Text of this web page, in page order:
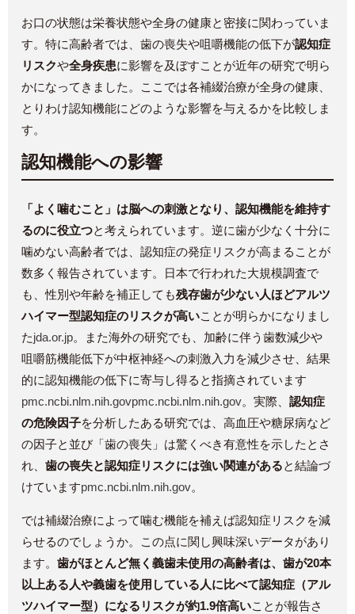
お口の状態は栄養状態や全身の健康と密接に関わっていま
す。特に高齢者では、歯の喪失や咀嚼機能の低下が認知症
リスクや全身疾患に影響を及ぼすことが近年の研究で明ら
かになってきました。ここでは各補綴治療が全身の健康、
とりわけ認知機能にどのような影響を与えるかを比較しま
す。
認知機能への影響
「よく噛むこと」は脳への刺激となり、認知機能を維持す
るのに役立つと考えられています。逆に歯が少なく十分に
噛めない高齢者では、認知症の発症リスクが高まることが
数多く報告されています。日本で行われた大規模調査で
も、性別や年齢を補正しても残存歯が少ない人ほどアルツ
ハイマー型認知症のリスクが高いことが明らかになりまし
た​jda.or.jp。また海外の研究でも、加齢に伴う歯数減少や
咀嚼筋機能低下が中枢神経への刺激入力を減少させ、結果
的に認知機能の低下に寄与し得ると指摘されています​
pmc.ncbi.nlm.nih.govpmc.ncbi.nlm.nih.gov。実際、認知症
の危険因子を分析したある研究では、高血圧や糖尿病など
の因子と並び「歯の喪失」は驚くべき有意性を示したとさ
れ、歯の喪失と認知症リスクには強い関連があると結論づ
けています​pmc.ncbi.nlm.nih.gov。
では補綴治療によって噛む機能を補えば認知症リスクを減
らせるのでしょうか。この点に関し興味深いデータがあり
ます。歯がほとんど無く義歯未使用の高齢者は、歯が20本
以上ある人や義歯を使用している人に比べて認知症（アル
ツハイマー型）になるリスクが約1.9倍高いことが報告さ